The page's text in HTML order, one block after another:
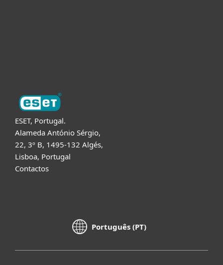
ESET, Portugal.
Alameda António Sérgio,
22, 3º B, 1495-132 Algés,
Lisboa, Portugal
Contactos
Português (PT)